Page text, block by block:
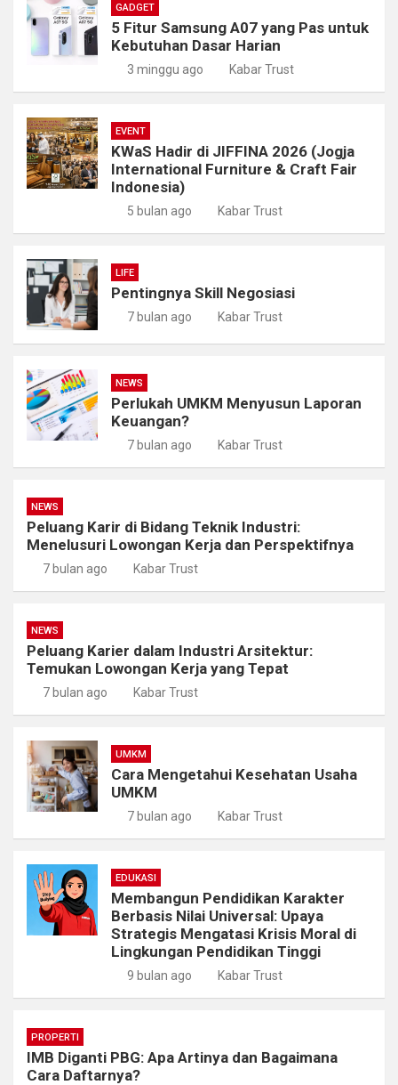
GADGET
5 Fitur Samsung A07 yang Pas untuk
Kebutuhan Dasar Harian
3 minggu ago Kabar Trust
EVENT
KWaS Hadir di JIFFINA 2026 (Jogja
International Furniture & Craft Fair
Indonesia)
5 bulan ago Kabar Trust
LIFE
Pentingnya Skill Negosiasi
7 bulan ago Kabar Trust
NEWS
Perlukah UMKM Menyusun Laporan
Keuangan?
7 bulan ago Kabar Trust
NEWS
Peluang Karir di Bidang Teknik Industri:
Menelusuri Lowongan Kerja dan Perspektifnya
7 bulan ago Kabar Trust
NEWS
Peluang Karier dalam Industri Arsitektur:
Temukan Lowongan Kerja yang Tepat
7 bulan ago Kabar Trust
UMKM
Cara Mengetahui Kesehatan Usaha
UMKM
7 bulan ago Kabar Trust
EDUKASI
Membangun Pendidikan Karakter
Berbasis Nilai Universal: Upaya
Strategis Mengatasi Krisis Moral di
Lingkungan Pendidikan Tinggi
9 bulan ago Kabar Trust
PROPERTI
IMB Diganti PBG: Apa Artinya dan Bagaimana
Cara Daftarnya?